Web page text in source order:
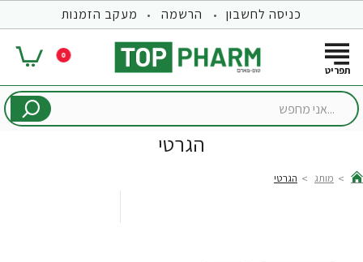
כניסה לחשבון הרשמה מעקב הזמנות
0
...אני
הגרטי
מותג הגרטי